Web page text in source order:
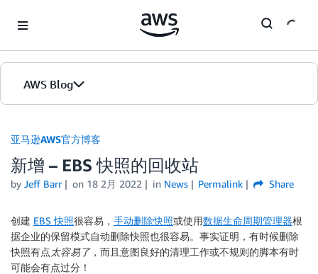
AWS Blog
首页
版本
亚马逊AWS官方博客
新增 – EBS 快照的回收站
by Jeff Barr on 18 2月 2022 in News Permalink Share
创建 EBS 快照很容易， 手动删除快照或使用数据生命周期管理器根
据企业的保留模式自动删除快照也很容易。事实证明，有时候删除
快照有点太容易了，而且意图良好的清理工作或不规则的脚本有时
可能会有点过分！